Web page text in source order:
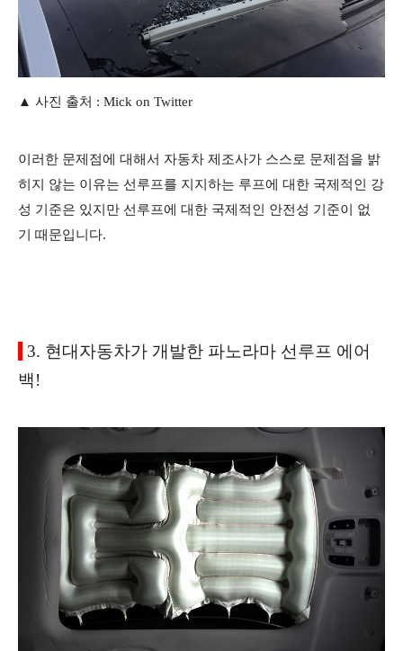
▲ 사진 출처 : Mick on Twitter
이러한 문제점에 대해서 자동차 제조사가 스스로 문제점을 밝
히지 않는 이유는 선루프를 지지하는 루프에 대한 국제적인 강
성 기준은 있지만 선루프에 대한 국제적인 안전성 기준이 없
기 때문입니다.
3. 현대자동차가 개발한 파노라마 선루프 에어
백!